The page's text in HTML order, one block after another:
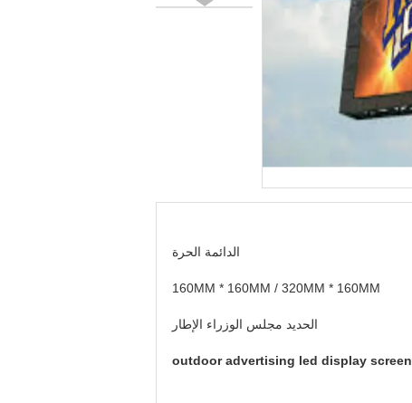
الدائمة الحرة
160MM * 160MM / 320MM * 160MM
الحديد مجلس الوزراء الإطار
outdoor advertising led display screen